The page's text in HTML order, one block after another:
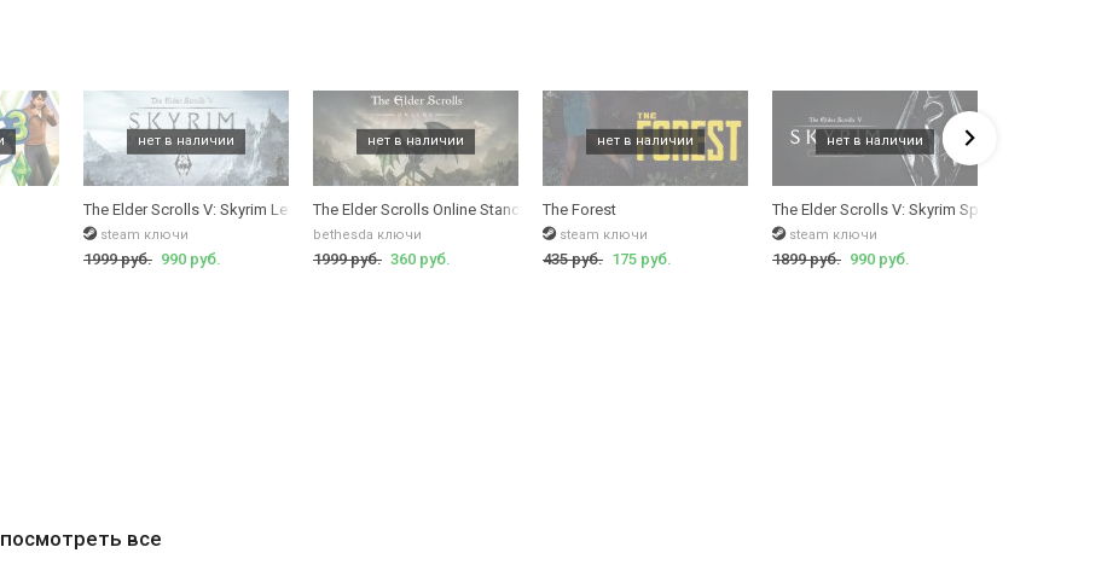
The Elder Scrolls V: Skyrim Legendary Edition
steam ключи
1999 руб. 990 руб.
The Elder Scrolls Online Standart Edition (Morrowind)
bethesda ключи
1999 руб. 360 руб.
The Forest
steam ключи
435 руб. 175 руб.
The Elder Scrolls V: Skyrim Special Edition
steam ключи
1899 руб. 990 руб.
посмотреть все